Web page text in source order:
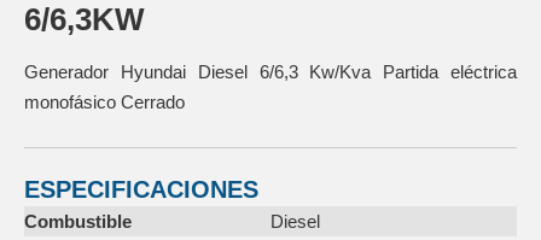
6/6,3KW
Generador Hyundai Diesel 6/6,3 Kw/Kva Partida eléctrica
monofásico Cerrado
ESPECIFICACIONES
Combustible
Diesel